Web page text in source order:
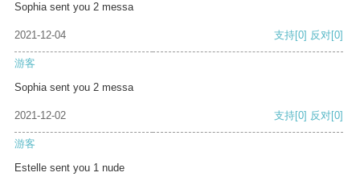
Sophia sent you 2 messa
2021-12-04 支持[0] 反对[0]
游客
Sophia sent you 2 messa
2021-12-02 支持[0] 反对[0]
游客
Estelle sent you 1 nude